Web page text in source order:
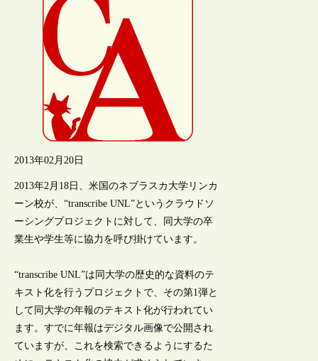
2013年02月20日
2013年2月18日、米国のネブラスカ大学リンカ
ーン校が、“transcribe UNL”というクラウドソ
ーシングプロジェクトに対して、同大学の卒
業生や学生等に協力を呼び掛けています。
“transcribe UNL”は同大学の歴史的な資料のテ
キスト化を行うプロジェクトで、その第1弾と
して同大学の年報のテキスト化が行われてい
ます。すでに年報はデジタル画像で公開され
ていますが、これを検索できるようにするた